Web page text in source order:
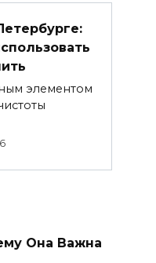
элементом
Она Важна